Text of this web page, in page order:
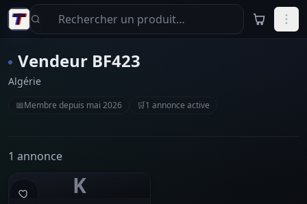
Aller au contenu principal
Vendeur BF423
Algérie
📅Membre depuis mai 2026 🛒1 annonce active
1 annonce
K